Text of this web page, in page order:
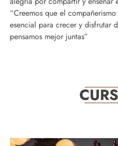
“Creemos que el
esencial para crecer y disfrutar
pensamos mejor juntas”